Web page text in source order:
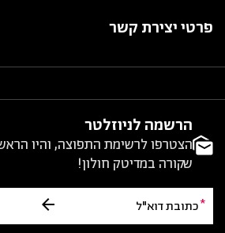
פרטי יצירת קשר
הרשמה לניוזלטר
הצטרפו לרשימת התפוצה, והיו
שקורה במדיטק חולון!